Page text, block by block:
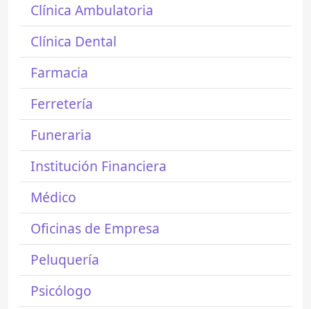
Clínica Ambulatoria
Clínica Dental
Farmacia
Ferretería
Funeraria
Institución Financiera
Médico
Oficinas de Empresa
Peluquería
Psicólogo